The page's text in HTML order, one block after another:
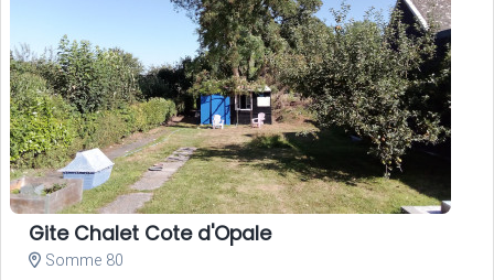
Gite Chalet Cote d'Opale
Somme 80